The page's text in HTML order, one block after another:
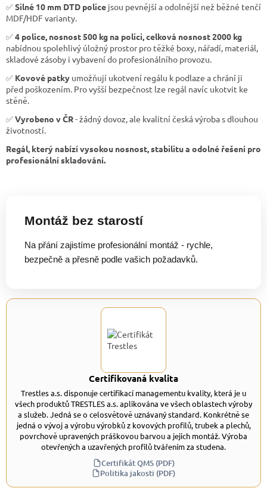
✅Silné 10 mm DTD police jsou pevnější a odolnější než běžné tenčí
MDF/HDF varianty.
✅4 police, nosnost 500 kg na polici, celková nosnost 2000 kg
nabídnou spolehlivý úložný prostor pro těžké boxy, nářadí, materiál,
skladové zásoby i vybavení do profesionálního provozu.
✅ Kovové patky umožňují ukotvení regálu k podlaze a chrání ji
před poškozením. Pro vyšší bezpečnost lze regál navíc ukotvit ke
stěně.
✅Vyrobeno v ČR- žádný dovoz, ale kvalitní česká výroba s dlouhou
životností.
Regál, který nabízí vysokou nosnost, stabilitu a odolné řešení pro
profesionální skladování.
Montáž bez starostí
Na přání zajistíme profesionální montáž - rychle,
bezpečně a přesně podle vašich požadavků.
Certifikovaná kvalita
Trestles a.s. disponuje certifikací managementu kvality, která je u
všech produktů TRESTLES a.s. aplikována ve všech oblastech výroby
a služeb. Jedná se o celosvětově uznávaný standard. Konkrétně se
jedná o vývoj a výrobu výrobků z kovových profilů, trubek a plechů,
povrchově upravených práškovou barvou a jejich montáž. Výroba
otevřených a uzavřených profilů tvářením za studena.
Certifikát QMS (PDF)
Politika jakosti (PDF)